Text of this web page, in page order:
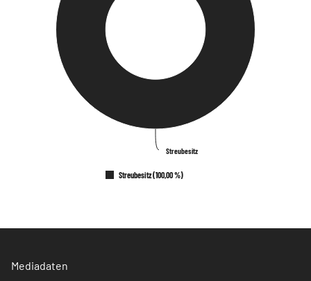
Streubesitz
Streubesitz
Streubesitz (100,00 %)
Mediadaten